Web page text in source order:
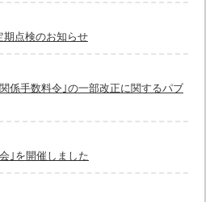
期点検のお知らせ
係手数料令｣の一部改正に関するパブ
｣を開催しました